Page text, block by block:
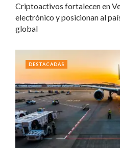
Criptoactivos fortalecen en
electrónico y posicionan al
global
DESTACADAS